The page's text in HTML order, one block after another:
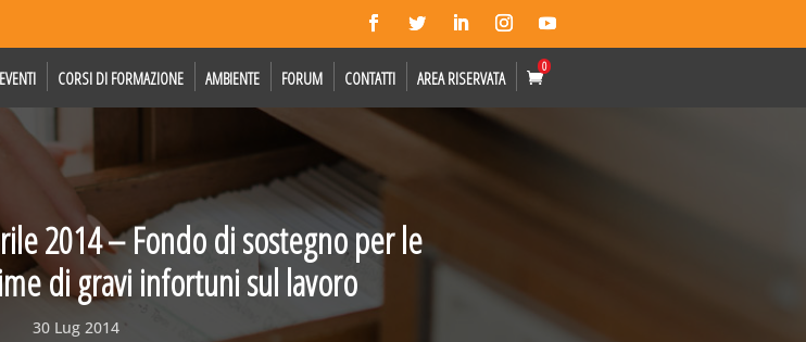
EVENTI CORSI DI FORMAZIONE AMBIENTE FORUM CONTATTI AREA RISERVATA
0
2014 – Fondo di sostegno per le
di gravi infortuni sul lavoro
30 Lug 2014